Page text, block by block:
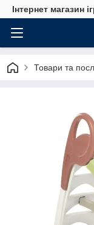
Інтернет магазин
Товари та